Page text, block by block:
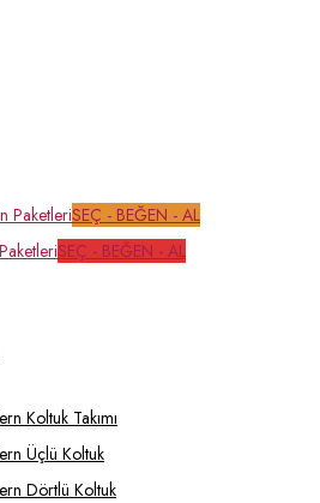
PaketleriSEÇ - BEĞEN - AL
SEÇ - BEĞEN - AL
Koltuk Takımı
Üçlü Koltuk
Dörtlü Koltuk